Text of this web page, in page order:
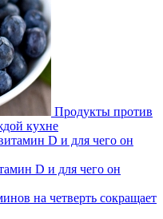
Продукты против
кухне
D и для чего он